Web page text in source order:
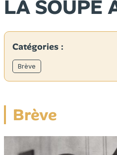
LA SOUPE
Catégories :
Brève
Brève